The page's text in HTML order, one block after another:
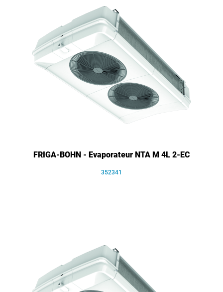
FRIGA-BOHN - Evaporateur NTA M 4L 2-EC
352341